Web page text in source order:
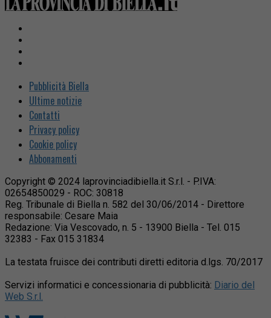
Pubblicità Biella
Ultime notizie
Contatti
Privacy policy
Cookie policy
Abbonamenti
Copyright © 2024 laprovinciadibiella.it S.r.l. - P.IVA:
02654850029 - ROC: 30818
Reg. Tribunale di Biella n. 582 del 30/06/2014 - Direttore
responsabile: Cesare Maia
Redazione: Via Vescovado, n. 5 - 13900 Biella - Tel. 015
32383 - Fax 015 31834
La testata fruisce dei contributi diretti editoria d.lgs. 70/2017
Servizi informatici e concessionaria di pubblicità: Diario del
Web S.r.l.